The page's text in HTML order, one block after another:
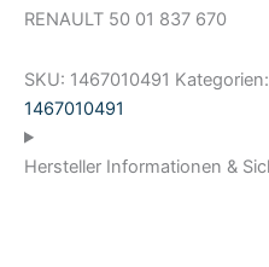
RENAULT 50 01 837 670
SKU: 1467010491 Kategorien:
1467010491
Hersteller Informationen &